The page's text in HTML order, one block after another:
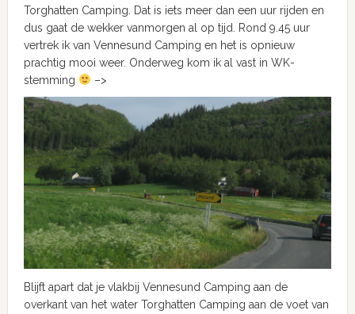
Torghatten Camping. Dat is iets meer dan een uur rijden en
dus gaat de wekker vanmorgen al op tijd. Rond 9.45 uur
vertrek ik van Vennesund Camping en het is opnieuw
prachtig mooi weer. Onderweg kom ik al vast in WK-
stemming
–>
Blijft apart dat je vlakbij Vennesund Camping aan de
overkant van het water Torghatten Camping aan de voet van